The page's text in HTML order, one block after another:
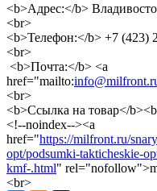
<b>Адрес:</b>
<br>
<b>Телефон:</b> +7 (423)
<br>
<b>Почта:</b> <a
href="mailto:
<br>
<b>Ссылка на товар</
<!--noindex--><a
href="https://milfront.ru/
opt/podsumki-takticheskie-
kmf-.html"
<br>